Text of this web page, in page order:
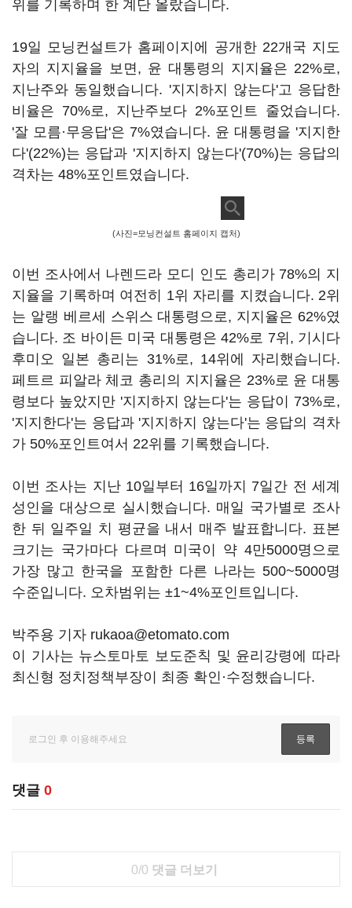
위를 기록하며 한 계단 올랐습니다.
19일 모닝컨설트가 홈페이지에 공개한 22개국 지도
자의 지지율을 보면, 윤 대통령의 지지율은 22%로,
지난주와 동일했습니다. '지지하지 않는다'고 응답한
비율은 70%로, 지난주보다 2%포인트 줄었습니다.
'잘 모름·무응답'은 7%였습니다. 윤 대통령을 '지지한
다'(22%)는 응답과 '지지하지 않는다'(70%)는 응답의
격차는 48%포인트였습니다.
(사진=모닝컨설트 홈페이지 캡처)
이번 조사에서 나렌드라 모디 인도 총리가 78%의 지
지율을 기록하며 여전히 1위 자리를 지켰습니다. 2위
는 알랭 베르세 스위스 대통령으로, 지지율은 62%였
습니다. 조 바이든 미국 대통령은 42%로 7위, 기시다
후미오 일본 총리는 31%로, 14위에 자리했습니다.
페트르 피알라 체코 총리의 지지율은 23%로 윤 대통
령보다 높았지만 '지지하지 않는다'는 응답이 73%로,
'지지한다'는 응답과 '지지하지 않는다'는 응답의 격차
가 50%포인트여서 22위를 기록했습니다.
이번 조사는 지난 10일부터 16일까지 7일간 전 세계
성인을 대상으로 실시했습니다. 매일 국가별로 조사
한 뒤 일주일 치 평균을 내서 매주 발표합니다. 표본
크기는 국가마다 다르며 미국이 약 4만5000명으로
가장 많고 한국을 포함한 다른 나라는 500~5000명
수준입니다. 오차범위는 ±1~4%포인트입니다.
박주용 기자 rukaoa@etomato.com
이 기사는 뉴스토마토 보도준칙 및 윤리강령에 따라
최신형 정치정책부장이 최종 확인·수정했습니다.
댓글 0
0/0 댓글 더보기